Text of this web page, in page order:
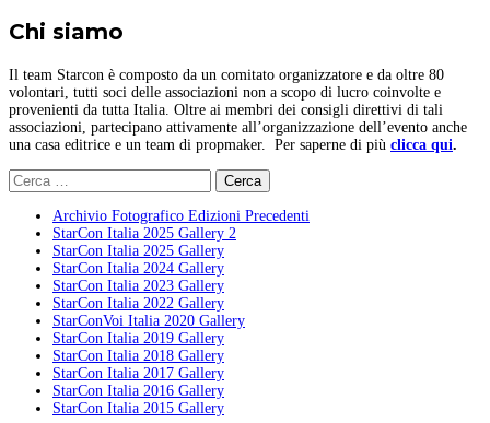
Chi siamo
Il team Starcon è composto da un comitato organizzatore e da oltre 80
volontari, tutti soci delle associazioni non a scopo di lucro coinvolte e
provenienti da tutta Italia. Oltre ai membri dei consigli direttivi di tali
associazioni, partecipano attivamente all’organizzazione dell’evento anche
una casa editrice e un team di propmaker. Per saperne di più clicca qui.
Ricerca
per:
Archivio Fotografico Edizioni Precedenti
StarCon Italia 2025 Gallery 2
StarCon Italia 2025 Gallery
StarCon Italia 2024 Gallery
StarCon Italia 2023 Gallery
StarCon Italia 2022 Gallery
StarConVoi Italia 2020 Gallery
StarCon Italia 2019 Gallery
StarCon Italia 2018 Gallery
StarCon Italia 2017 Gallery
StarCon Italia 2016 Gallery
StarCon Italia 2015 Gallery